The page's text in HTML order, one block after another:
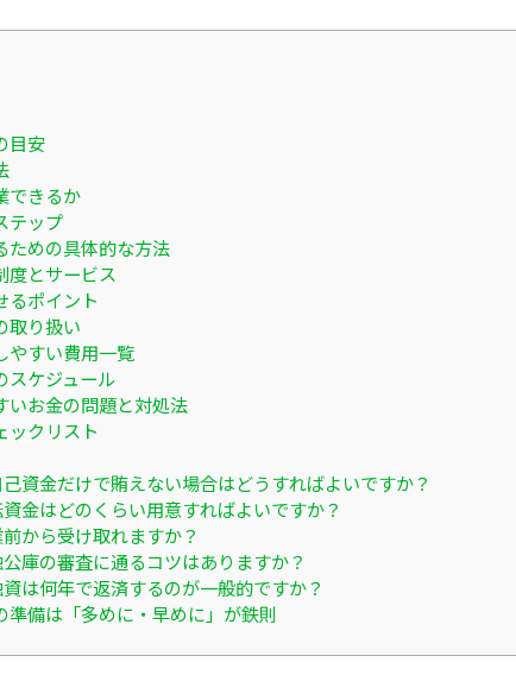
目安
できるか
テップ
ための具体的な方法
度とサービス
るポイント
取り扱い
やすい費用一覧
スケジュール
いお金の問題と対処法
ックリスト
資金だけで賄えない場合はどうすればよいですか？
金はどのくらい用意すればよいですか？
から受け取れますか？
庫の審査に通るコツはありますか？
は何年で返済するのが一般的ですか？
準備は「多めに・早めに」が鉄則